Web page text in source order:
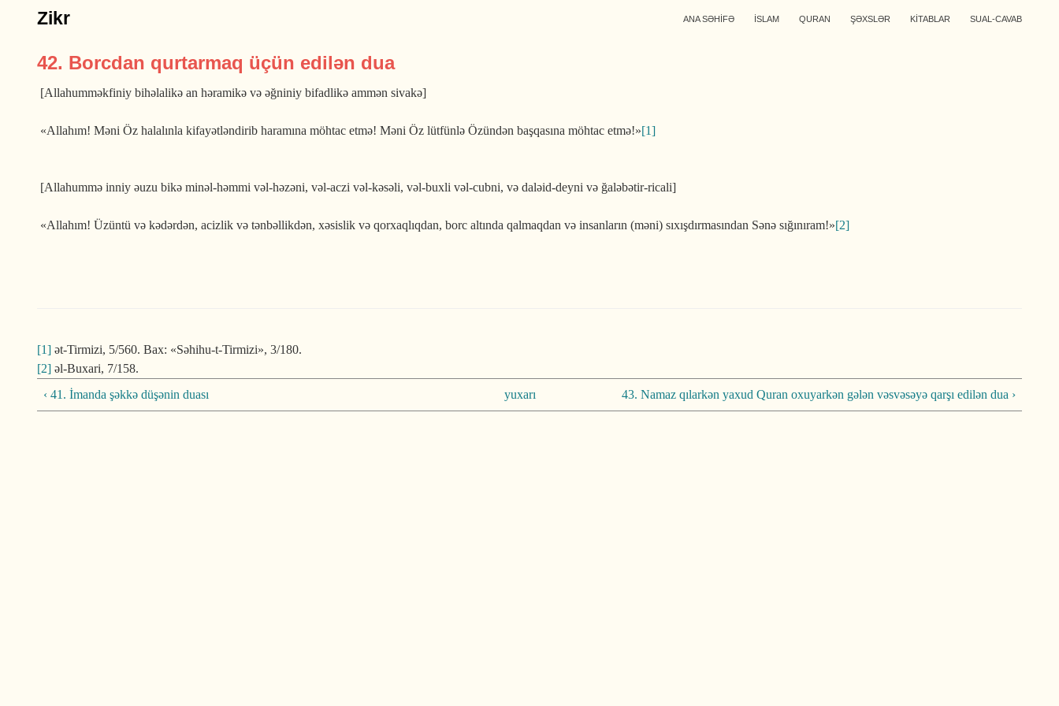
Zikr ANA SƏHİFƏ İSLAM QURAN ŞƏXSLƏR KİTABLAR SUAL-CAVAB
42. Borcdan qurtarmaq üçün edilən dua
[Allahumməkfiniy bihəlalikə an həramikə və əğniniy bifadlikə ammən si­vakə]
«Allahım! Məni Öz halalınla kifayət­ləndirib haramına möhtac etmə! Məni Öz lüt­fünlə Özündən başqasına möhtac etmə!»[1]
[Allahummə inniy əuzu bikə mi­nəl-həmmi vəl-həzəni, vəl-aczi vəl-kəsəli, vəl-buxli vəl-cubni, və daləid-deyni və ğaləbətir-ricali]
«Allahım! Üzüntü və kədərdən, acizlik və tənbəllikdən, xəsislik və qorxaqlıqdan, borc altında qalmaqdan və insanların (məni) sıxış­dırmasından Sənə sığınıram!»[2]
[1] ət-Tirmizi, 5/560. Bax: «Səhihu-t-Tirmizi», 3/180.
[2] əl-Buxari, 7/158.
‹ 41. İmanda şəkkə düşənin duası
yuxarı 43. Namaz qılarkən yaxud Quran oxu­yarkən gələn vəsvəsəyə qarşı edilən dua ›